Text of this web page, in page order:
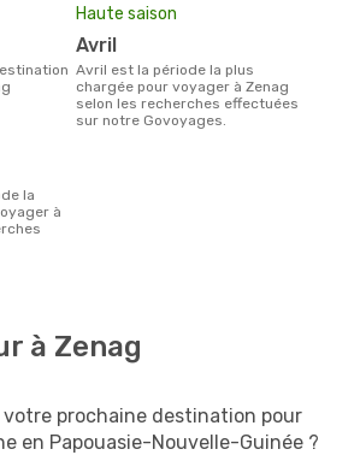
Haute saison
avril
avril est la période la plus
chargée pour voyager à Zenag
selon les recherches effectuées
sur notre Govoyages.
à
à Zenag
prochaine destination pour
en Papouasie-Nouvelle-Guinée ?